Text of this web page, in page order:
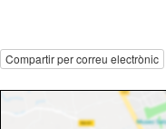
Compartir per correu electrònic